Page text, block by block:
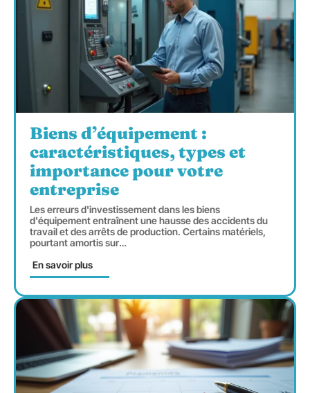
Biens d’équipement :
caractéristiques, types et
importance pour votre
entreprise
Les erreurs d'investissement dans les biens
d'équipement entraînent une hausse des accidents du
travail et des arrêts de production. Certains matériels,
pourtant amortis sur…
En savoir plus